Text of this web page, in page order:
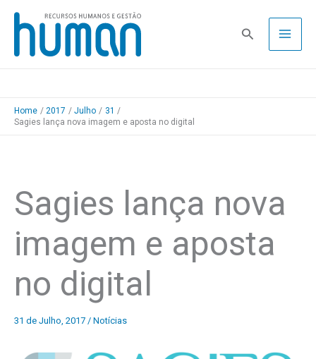
Skip
content
Pesquisa
Home 2017 Julho
31
Sagies lança nova imagem e aposta no digital
Sagies lança nova
imagem e aposta
no digital
31 de Julho, 2017 / Notícias